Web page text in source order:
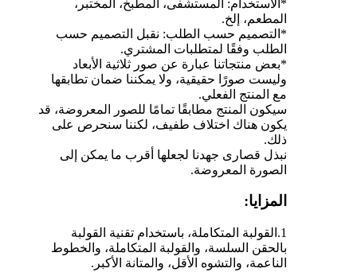
*الاستخدام: المستشفى، المطبخ، المختبر،
المطعم، إلخ.
* التصميم حسب الطلب: نقبل التصميم حسب
الطلب وفقًا لمتطلبات المشتري.
*بعض منتجاتنا عبارة عن صور ثلاثية الأبعاد
وليست صورًا حقيقية، ولا يمكننا ضمان تطابقها
مع المنتج الفعلي.
سيكون المنتج مطابقًا تمامًا للصور المعروضة، قد
يكون هناك اختلاف طفيف، لكننا سنحرص على
ذلك.
نبذل قصارى جهدنا لجعلها أقرب ما يمكن إلى
الصورة المعروضة.
المزايا:
1.القولبة المتكاملة، باستخدام تقنية القولبة
بالحقن السلسة، والقولبة المتكاملة، والخطوط
الناعمة، والتشوه الأقل، والمتانة الأكبر.